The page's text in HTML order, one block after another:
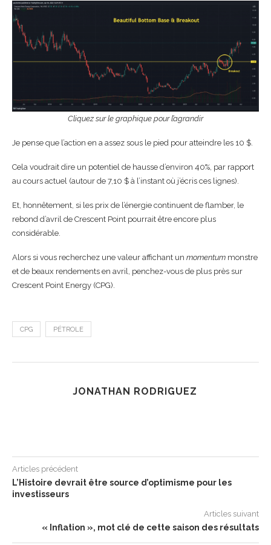
Cliquez sur le graphique pour l’agrandir
Je pense que l’action en a assez sous le pied pour atteindre les 10 $.
Cela voudrait dire un potentiel de hausse d’environ 40%, par rapport
au cours actuel (autour de 7,10 $ à l’instant où j’écris ces lignes).
Et, honnêtement, si les prix de l’énergie continuent de flamber, le
rebond d’avril de Crescent Point pourrait être encore plus
considérable.
Alors si vous recherchez une valeur affichant un momentum monstre
et de beaux rendements en avril, penchez-vous de plus près sur
Crescent Point Energy (CPG).
CPG PÉTROLE
JONATHAN RODRIGUEZ
Articles précédent
L’Histoire devrait être source d’optimisme pour les
investisseurs
Articles suivant
« Inflation », mot clé de cette saison des résultats